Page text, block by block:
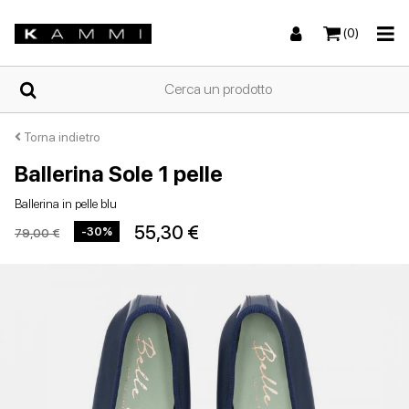
(0)
HOME
CHI
SIAMO
SneakersSandali bassi
Zeppe
SneakersStivali e stivaletti
Scarpe con tacco
Torna indietro
Ballerina Sole 1 pelle
Ballerina in pelle blu
79,00 € -30% 55,30 €